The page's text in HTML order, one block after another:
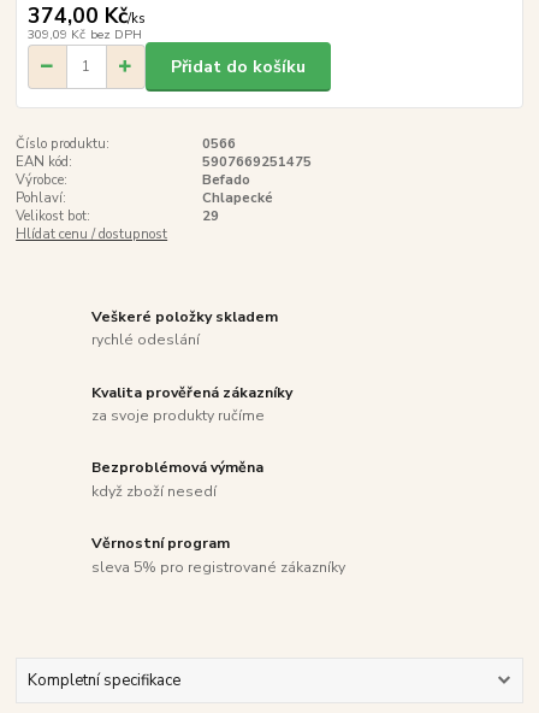
374,00 Kč/ks
309,09 Kč bez DPH
Přidat do košíku
Číslo produktu:
0566
EAN kód:
5907669251475
Výrobce:
Befado
Pohlaví:
Chlapecké
Velikost bot:
29
Hlídat cenu / dostupnost
Veškeré položky skladem
rychlé odeslání
Kvalita prověřená zákazníky
za svoje produkty ručíme
Bezproblémová výměna
když zboží nesedí
Věrnostní program
sleva 5% pro registrované zákazníky
Kompletní specifikace